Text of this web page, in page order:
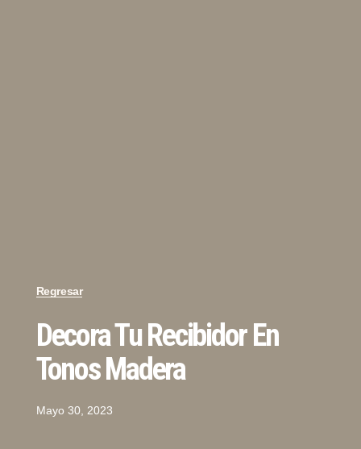
Regresar
Decora Tu Recibidor En
Tonos Madera
Mayo 30, 2023